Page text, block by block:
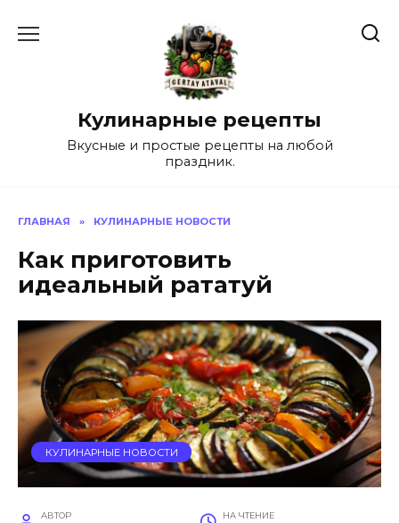
Кулинарные рецепты
Вкусные и простые рецепты на любой
праздник.
ГЛАВНАЯ » КУЛИНАРНЫЕ НОВОСТИ
Как приготовить
идеальный рататуй
КУЛИНАРНЫЕ НОВОСТИ
АВТОР НА ЧТЕНИЕ